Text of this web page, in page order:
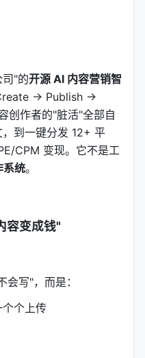
"的开源 AI 内容营销智
→ Publish →
作者的"脏活"全部自
到一键分发 12+ 平
CPM 变现。它不是工
系统。
容变成钱"
写"，而是：
个上传